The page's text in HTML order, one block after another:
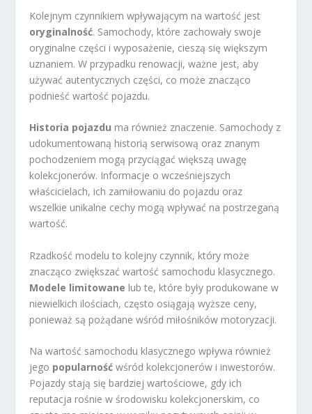
Kolejnym czynnikiem wpływającym na wartość jest
oryginalność. Samochody, które zachowały swoje
oryginalne części i wyposażenie, cieszą się większym
uznaniem. W przypadku renowacji, ważne jest, aby
używać autentycznych części, co może znacząco
podnieść wartość pojazdu.
Historia pojazdu ma również znaczenie. Samochody z
udokumentowaną historią serwisową oraz znanym
pochodzeniem mogą przyciągać większą uwagę
kolekcjonerów. Informacje o wcześniejszych
właścicielach, ich zamiłowaniu do pojazdu oraz
wszelkie unikalne cechy mogą wpływać na postrzeganą
wartość.
Rzadkość modelu to kolejny czynnik, który może
znacząco zwiększać wartość samochodu klasycznego.
Modele limitowane lub te, które były produkowane w
niewielkich ilościach, często osiągają wyższe ceny,
ponieważ są pożądane wśród miłośników motoryzacji.
Na wartość samochodu klasycznego wpływa również
jego popularność wśród kolekcjonerów i inwestorów.
Pojazdy stają się bardziej wartościowe, gdy ich
reputacja rośnie w środowisku kolekcjonerskim, co